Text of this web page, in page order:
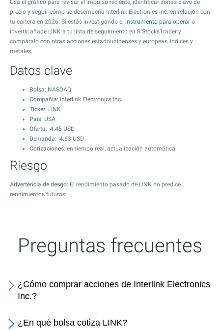
Usa el gráfico para revisar el impulso reciente, identificar zonas clave de
precio y seguir cómo se desempeña Interlink Electronics Inc. en relación con
tu cartera en 2026. Si estás investigando el instrumento para operar o
invertir, añade LINK a tu lista de seguimiento en R StocksTrader y
compáralo con otras acciones estadounidenses y europeas, índices y
metales.
Datos clave
Bolsa: NASDAQ
Compañía: Interlink Electronics Inc.
Ticker: LINK
País: USA
Oferta: 4.45 USD
Demanda: 4.63 USD
Cotizaciones: en tiempo real, actualización automática
Riesgo
Advertencia de riesgo: El rendimiento pasado de LINK no predice
rendimientos futuros.
Preguntas frecuentes
¿Cómo comprar acciones de Interlink Electronics
Inc.?
¿En qué bolsa cotiza LINK?